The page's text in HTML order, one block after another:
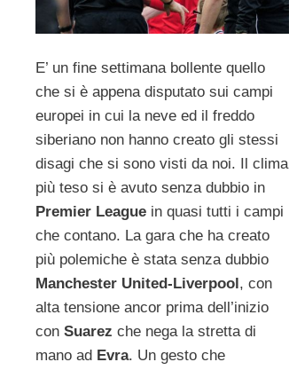
E’ un fine settimana bollente quello
che si è appena disputato sui campi
europei in cui la neve ed il freddo
siberiano non hanno creato gli stessi
disagi che si sono visti da noi. Il clima
più teso si è avuto senza dubbio in
Premier League in quasi tutti i campi
che contano. La gara che ha creato
più polemiche è stata senza dubbio
Manchester United-Liverpool , con
alta tensione ancor prima dell’inizio
con Suarez che nega la stretta di
mano ad Evra. Un gesto che